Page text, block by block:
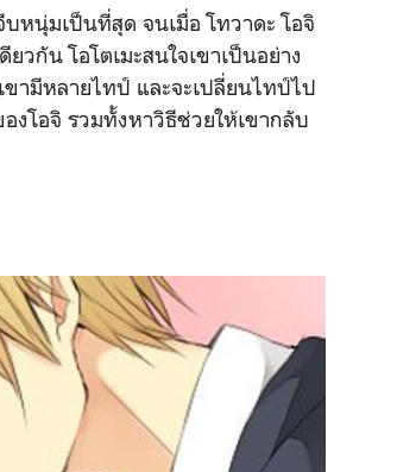
หนุ่มเป็นที่สุด จนเมื่อ โทวาดะ โอจิ
วกัน โอโตเมะสนใจเขาเป็นอย่าง
ขามีหลายไทป์ และจะเปลี่ยนไทป์ไป
งโอจิ รวมทั้งหาวิธีช่วยให้เขากลับ